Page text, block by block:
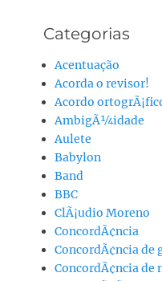
Categorias
Acentuação
Acorda o revisor!
Acordo
AmbigÃ¼idade
Aulete
Babylon
Band
BBC
ClÃ¡udio Moreno
ConcordÃ¢ncia
ConcordÃ¢ncia de
ConcordÃ¢ncia de